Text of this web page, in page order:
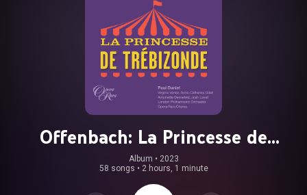
Offenbach: La Princesse de
Trébizonde
Album • 2023
58 songs • 2 hours, 1 minute